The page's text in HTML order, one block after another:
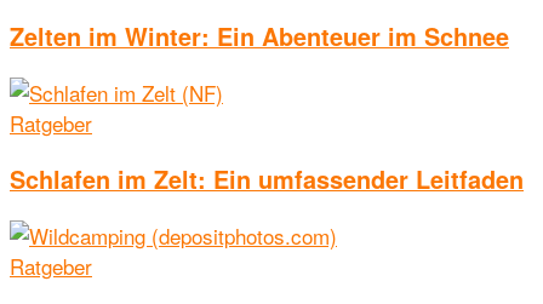
Zelten im Winter: Ein Abenteuer im Schnee
Ratgeber
Schlafen im Zelt: Ein umfassender Leitfaden
Ratgeber